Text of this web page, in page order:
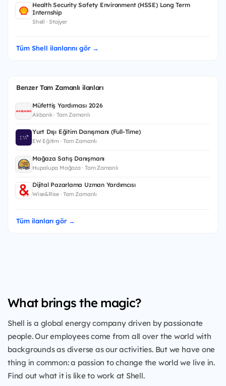
Health Security Safety Environment (HSSE) Long Term
Internship
Shell · Stajyer
Tüm Shell ilanlarını gör →
Benzer Tam Zamanlı ilanları
Müfettiş Yardımcısı 2026
Akbank · Tam Zamanlı
Yurt Dışı Eğitim Danışmanı (Full-Time)
EW Eğitim · Tam Zamanlı
Mağaza Satış Danışmanı
Hupalupa Mağaza · Tam Zamanlı
Dijital Pazarlama Uzman Yardımcısı
Wise&Rise · Tam Zamanlı
Tüm ilanları gör →
What brings the magic?
Shell is a global energy company driven by passionate
people. Our employees come from all over the world with
backgrounds as diverse as our activities. But we have one
thing in common: a passion to change the world we live in.
Find out what it is like to work at Shell.